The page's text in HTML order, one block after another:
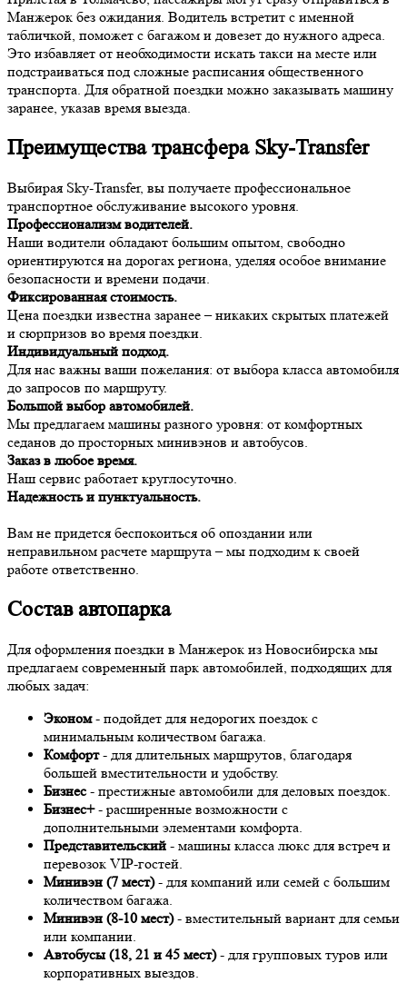
Манжерок без ожидания. Водитель встретит с именной
табличкой, поможет с багажом и довезет до нужного адреса.
Это избавляет от необходимости искать такси на месте или
подстраиваться под сложные расписания общественного
транспорта. Для обратной поездки можно заказывать машину
заранее, указав время выезда.
Преимущества трансфера Sky-Transfer
Выбирая Sky-Transfer, вы получаете профессиональное
транспортное обслуживание высокого уровня.
Профессионализм водителей.
Наши водители обладают большим опытом, свободно
ориентируются на дорогах региона, уделяя особое внимание
безопасности и времени подачи.
Фиксированная стоимость.
Цена поездки известна заранее – никаких скрытых платежей
и сюрпризов во время поездки.
Индивидуальный подход.
Для нас важны ваши пожелания: от выбора класса автомобиля
до запросов по маршруту.
Большой выбор автомобилей.
Мы предлагаем машины разного уровня: от комфортных
седанов до просторных минивэнов и автобусов.
Заказ в любое время.
Наш сервис работает круглосуточно.
Надежность и пунктуальность.
Вам не придется беспокоиться об опоздании или
неправильном расчете маршрута – мы подходим к своей
работе ответственно.
Состав автопарка
Для оформления поездки в Манжерок из Новосибирска мы
предлагаем современный парк автомобилей, подходящих для
любых задач:
Эконом- подойдет для недорогих поездок с
минимальным количеством багажа.
Комфорт- для длительных маршрутов, благодаря
большей вместительности и удобству.
Бизнес- престижные автомобили для деловых поездок.
Бизнес+- расширенные возможности с
дополнительными элементами комфорта.
Представительский - машины класса люкс для встреч и
перевозок VIP-гостей.
Минивэн (7 мест)- для компаний или семей с большим
количеством багажа.
Минивэн (8-10 мест)- вместительный вариант для семьи
или компании.
Автобусы (18, 21 и 45 мест)- для групповых туров или
корпоративных выездов.